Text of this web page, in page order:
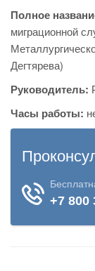
Полное
миграционной
Дегтярева)
Руководитель:
Часы работы: